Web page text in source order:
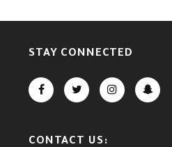
STAY CONNECTED
CONTACT US: